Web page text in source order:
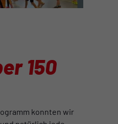
150
konnten wir